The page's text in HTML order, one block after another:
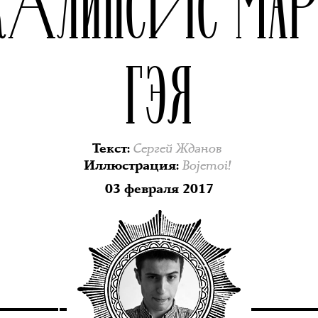
ГЭЯ
Текст: Сергей Жданов
Иллюстрация: Bojemoi!
03 февраля 2017